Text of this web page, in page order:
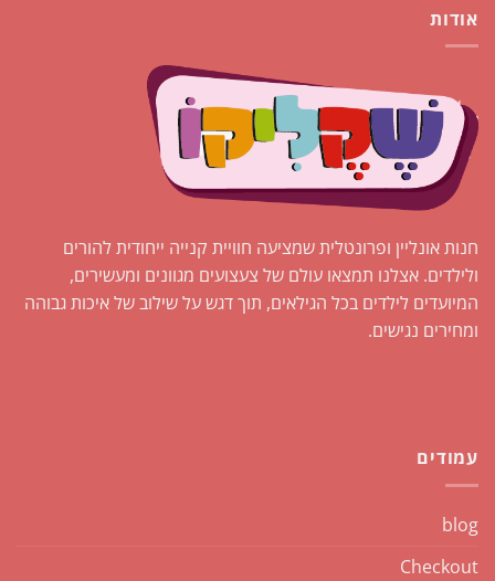
אודות
חנות אונליין ופרונטלית שמציעה חוויית קנייה ייחודית להורים
ולילדים. אצלנו תמצאו עולם של צעצועים מגוונים ומעשירים,
המיועדים לילדים בכל הגילאים, תוך דגש על שילוב של איכות גבוהה
ומחירים נגישים.
עמודים
blog
Checkout